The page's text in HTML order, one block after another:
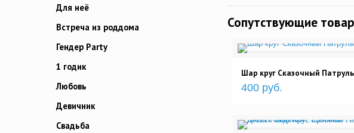
Сопутствующие
Шар круг Сказочный
400 руб.
Для неё
Встреча из роддома
Гендер Party
1 годик
Любовь
Девичник
Свадьба